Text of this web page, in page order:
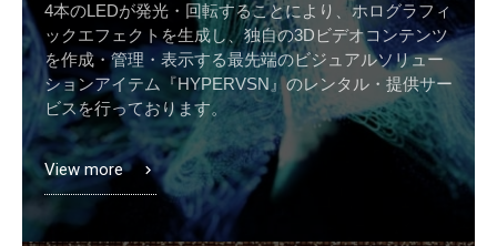
4本のLEDが発光・回転することにより、ホログラフィ
ックエフェクトを生成し、独自の3Dビデオコンテンツ
を作成・管理・表示する最先端のビジュアルソリュー
ションアイテム『HYPERVSN』のレンタル・提供サー
ビスを行っております。
View more